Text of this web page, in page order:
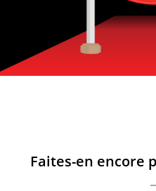
Faites-en encore